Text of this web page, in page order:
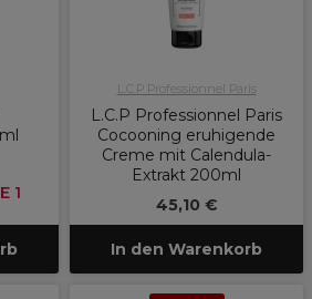
1
L.C.P Professionnel Paris
L.C.P Professionnel Paris
Cocooning eruhigende
Creme mit Calendula-
Extrakt 200ml
45,10 €
In den Warenkorb